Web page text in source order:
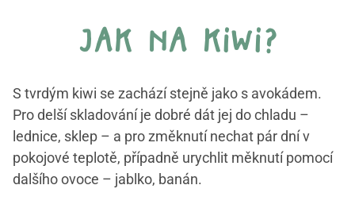
jak na kiwi?
S tvrdým kiwi se zachází stejně jako s avokádem.
Pro delší skladování je dobré dát jej do chladu –
lednice, sklep – a pro změknutí nechat pár dní v
pokojové teplotě, případně urychlit měknutí pomocí
dalšího ovoce – jablko, banán.